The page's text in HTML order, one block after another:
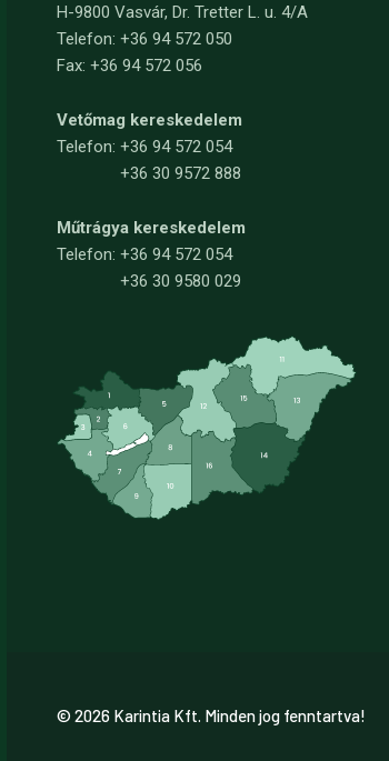
H-9800 Vasvár, Dr. Tretter L. u. 4/A
Telefon: +36 94 572 050
Fax: +36 94 572 056
Vetőmag kereskedelem
Telefon: +36 94 572 054
+36 30 9572 888
Műtrágya kereskedelem
Telefon: +36 94 572 054
+36 30 9580 029
© 2026 Karintia Kft. Minden jog fenntartva!